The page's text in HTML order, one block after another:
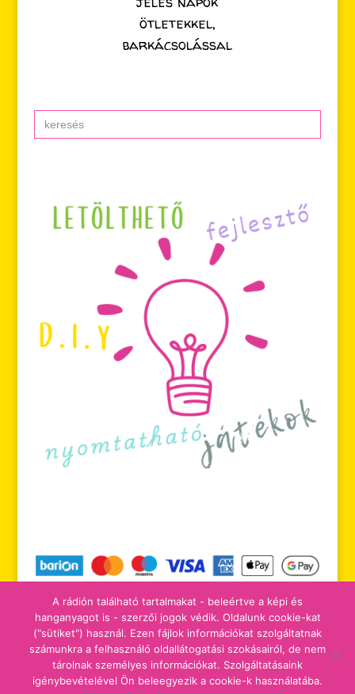
ötletekkel,
barkácsolással
Search
for:
tájékoztatók adomány/támogatás
A rádión található tartalmakat - beleértve a képi és
hanganyagot is - szerzői jogok védik. Oldalunk cookie-kat
("sütiket") használ. Ezen fájlok információkat szolgáltatnak
számunkra a felhasználó oldallátogatási szokásairól, de nem
tárolnak személyes információkat. Szolgáltatásaink
igénybevételével Ön beleegyezik a cookie-k használatába.